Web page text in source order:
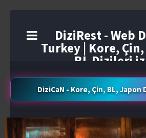
DiziRest - Web
Turkey | Kore, Çin,
BL Dizileri
DiziCaN - Kore, Çin, BL,